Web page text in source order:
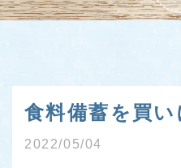
食料備蓄を買
2022/05/04